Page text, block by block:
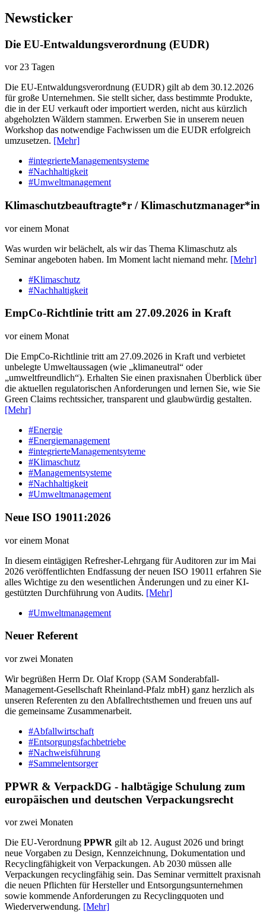
Newsticker
Die EU-Entwaldungsverordnung (EUDR)
vor 23 Tagen
Die EU-Entwaldungsverordnung (EUDR) gilt ab dem 30.12.2026
für große Unternehmen. Sie stellt sicher, dass bestimmte Produkte,
die in der EU verkauft oder importiert werden, nicht aus kürzlich
abgeholzten Wäldern stammen. Erwerben Sie in unserem neuen
Workshop das notwendige Fachwissen um die EUDR erfolgreich
umzusetzen. [Mehr]
#integrierteManagementsysteme
#Nachhaltigkeit
#Umweltmanagement
Klimaschutzbeauftragte*r / Klimaschutzmanager*in
vor einem Monat
Was wurden wir belächelt, als wir das Thema Klimaschutz als
Seminar angeboten haben. Im Moment lacht niemand mehr. [Mehr]
#Klimaschutz
#Nachhaltigkeit
EmpCo-Richtlinie tritt am 27.09.2026 in Kraft
vor einem Monat
Die EmpCo-Richtlinie tritt am 27.09.2026 in Kraft und verbietet
unbelegte Umweltaussagen (wie „klimaneutral“ oder
„umweltfreundlich“). Erhalten Sie einen praxisnahen Überblick über
die aktuellen regulatorischen Anforderungen und lernen Sie, wie Sie
Green Claims rechtssicher, transparent und glaubwürdig gestalten.
[Mehr]
#Energie
#Energiemanagement
#integrierteManagementsyteme
#Klimaschutz
#Managementsysteme
#Nachhaltigkeit
#Umweltmanagement
Neue ISO 19011:2026
vor einem Monat
In diesem eintägigen Refresher-Lehrgang für Auditoren zur im Mai
2026 veröffentlichten Endfassung der neuen ISO 19011 erfahren Sie
alles Wichtige zu den wesentlichen Änderungen und zu einer KI-
gestützten Durchführung von Audits. [Mehr]
#Umweltmanagement
Neuer Referent
vor zwei Monaten
Wir begrüßen Herrn Dr. Olaf Kropp (SAM Sonderabfall-
Management-Gesellschaft Rheinland-Pfalz mbH) ganz herzlich als
unseren Referenten zu den Abfallrechtsthemen und freuen uns auf
die gemeinsame Zusammenarbeit.
#Abfallwirtschaft
#Entsorgungsfachbetriebe
#Nachweisführung
#Sammelentsorger
PPWR & VerpackDG - halbtägige Schulung zum
europäischen und deutschen Verpackungsrecht
vor zwei Monaten
Die EU-Verordnung PPWR gilt ab 12. August 2026 und bringt
neue Vorgaben zu Design, Kennzeichnung, Dokumentation und
Recyclingfähigkeit von Verpackungen. Ab 2030 müssen alle
Verpackungen recyclingfähig sein. Das Seminar vermittelt praxisnah
die neuen Pflichten für Hersteller und Entsorgungsunternehmen
sowie kommende Anforderungen zu Recyclingquoten und
Wiederverwendung. [Mehr]